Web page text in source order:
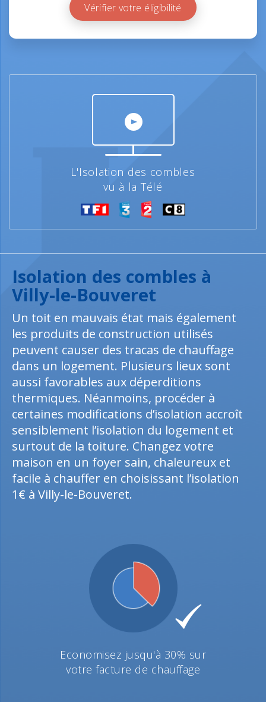
Vérifier votre éligibilité
L'Isolation des combles
vu à la Télé
Isolation des combles à
Villy-le-Bouveret
Un toit en mauvais état mais également
les produits de construction utilisés
peuvent causer des tracas de chauffage
dans un logement. Plusieurs lieux sont
aussi favorables aux déperditions
thermiques. Néanmoins, procéder à
certaines modifications d’isolation accroît
sensiblement l’isolation du logement et
surtout de la toiture. Changez votre
maison en un foyer sain, chaleureux et
facile à chauffer en choisissant l’isolation
1€ à Villy-le-Bouveret.
Economisez jusqu'à 30% sur
votre facture de chauffage